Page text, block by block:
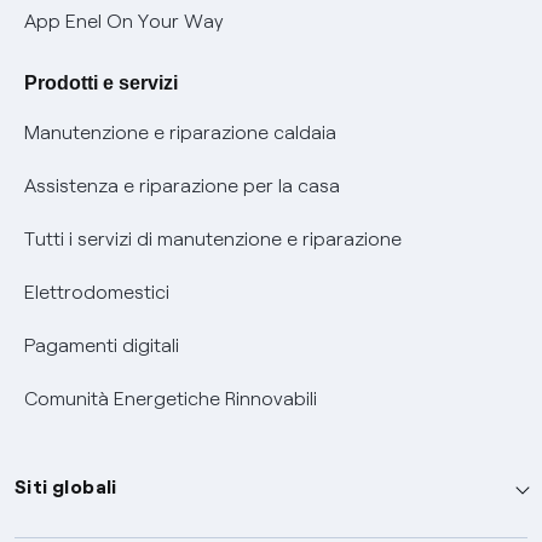
Verifica chi ti ha chiamato
Agevolazione utenti con disabilità per offerte Fibra
Informativa RAEE
App Enel On Your Way
Prodotti e servizi
Manutenzione e riparazione caldaia
Assistenza e riparazione per la casa
Tutti i servizi di manutenzione e riparazione
Elettrodomestici
Pagamenti digitali
Comunità Energetiche Rinnovabili
Siti globali